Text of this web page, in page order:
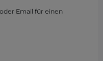
Email für einen